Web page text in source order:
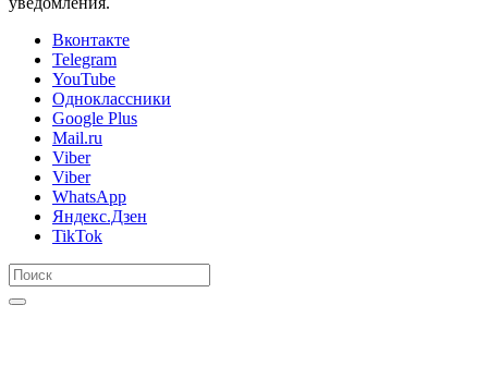
Вконтакте
Telegram
YouTube
Одноклассники
Google Plus
Mail.ru
Viber
Viber
WhatsApp
Яндекс.Дзен
TikTok